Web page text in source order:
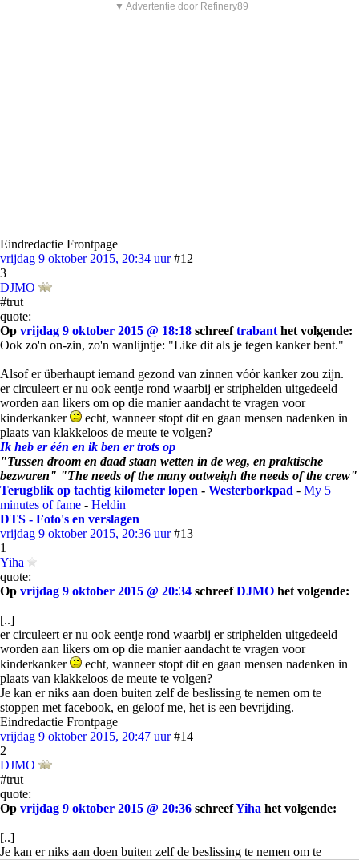
▼ Advertentie door Refinery89
Eindredactie Frontpage
vrijdag 9 oktober 2015, 20:34 uur #12
3
DJMO
#trut
quote:
Op vrijdag 9 oktober 2015 @ 18:18 schreeftrabant het volgende:
Ook zo'n on-zin, zo'n wanlijntje: "Like dit als je tegen kanker bent."
Alsof er überhaupt iemand gezond van zinnen vóór kanker zou zijn.
er circuleert er nu ook eentje rond waarbij er striphelden uitgedeeld
worden aan likers om op die manier aandacht te vragen voor
kinderkanker
echt, wanneer stopt dit en gaan mensen nadenken in
plaats van klakkeloos de meute te volgen?
Ik heb er één en ik ben er trots op
"Tussen droom en daad staan wetten in de weg, en praktische
bezwaren" "The needs of the many outweigh the needs of the crew"
Terugblik op tachtig kilometer lopen - Westerborkpad - My 5
minutes of fame - Heldin
DTS - Foto's en verslagen
vrijdag 9 oktober 2015, 20:36 uur #13
1
Yiha
quote:
Op vrijdag 9 oktober 2015 @ 20:34 schreefDJMO het volgende:
[..]
er circuleert er nu ook eentje rond waarbij er striphelden uitgedeeld
worden aan likers om op die manier aandacht te vragen voor
kinderkanker
echt, wanneer stopt dit en gaan mensen nadenken in
plaats van klakkeloos de meute te volgen?
Je kan er niks aan doen buiten zelf de beslissing te nemen om te
stoppen met facebook, en geloof me, het is een bevrijding.
Eindredactie Frontpage
vrijdag 9 oktober 2015, 20:47 uur #14
2
DJMO
#trut
quote:
Op vrijdag 9 oktober 2015 @ 20:36 schreefYiha het volgende:
[..]
Je kan er niks aan doen buiten zelf de beslissing te nemen om te